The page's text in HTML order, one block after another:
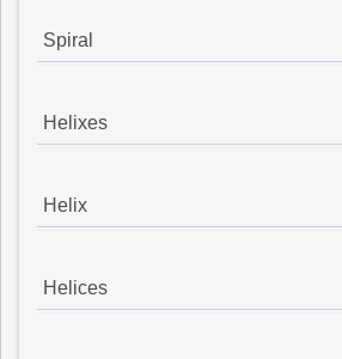
Spiral
Helixes
Helix
Helices